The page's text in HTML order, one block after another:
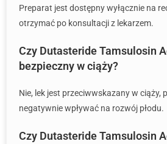
Preparat jest dostępny wyłącznie na
otrzymać po konsultacji z lekarzem.
Czy Dutasteride Tamsulosin
bezpieczny w ciąży?
Nie, lek jest przeciwwskazany w ciąży,
negatywnie wpływać na rozwój płodu.
Czy Dutasteride Tamsulosin